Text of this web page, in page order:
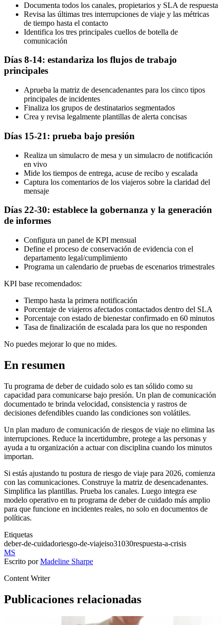
Documenta todos los canales, propietarios y SLA de respuesta
Revisa las últimas tres interrupciones de viaje y las métricas
de tiempo hasta el contacto
Identifica los tres principales cuellos de botella de
comunicación
Días 8-14: estandariza los flujos de trabajo
principales
Aprueba la matriz de desencadenantes para los cinco tipos
principales de incidentes
Finaliza los grupos de destinatarios segmentados
Crea y revisa legalmente plantillas de alerta concisas
Días 15-21: prueba bajo presión
Realiza un simulacro de mesa y un simulacro de notificación
en vivo
Mide los tiempos de entrega, acuse de recibo y escalada
Captura los comentarios de los viajeros sobre la claridad del
mensaje
Días 22-30: establece la gobernanza y la generación
de informes
Configura un panel de KPI mensual
Define el proceso de conservación de evidencia con el
departamento legal/cumplimiento
Programa un calendario de pruebas de escenarios trimestrales
KPI base recomendados:
Tiempo hasta la primera notificación
Porcentaje de viajeros afectados contactados dentro del SLA
Porcentaje con estado de bienestar confirmado en 60 minutos
Tasa de finalización de escalada para los que no responden
No puedes mejorar lo que no mides.
En resumen
Tu programa de deber de cuidado solo es tan sólido como su
capacidad para comunicarse bajo presión. Un plan de comunicación
documentado te brinda velocidad, consistencia y rastros de
decisiones defendibles cuando las condiciones son volátiles.
Un plan maduro de comunicación de riesgos de viaje no elimina las
interrupciones. Reduce la incertidumbre, protege a las personas y
ayuda a tu organización a actuar con disciplina cuando los minutos
importan.
Si estás ajustando tu postura de riesgo de viaje para 2026, comienza
con las comunicaciones. Construye la matriz de desencadenantes.
Simplifica las plantillas. Prueba los canales. Luego integra ese
modelo operativo en tu programa de deber de cuidado más amplio
para que funcione en incidentes reales, no solo en documentos de
políticas.
Etiquetas
deber-de-cuidadoriesgo-de-viajeiso31030respuesta-a-crisis
MS
Escrito por Madeline Sharpe
Content Writer
Publicaciones relacionadas